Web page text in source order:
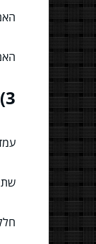
3) מספר עמדות – כי עסק אחד יכול להיות ״עמדה אחת וזהו״ או מפלצת חביבה